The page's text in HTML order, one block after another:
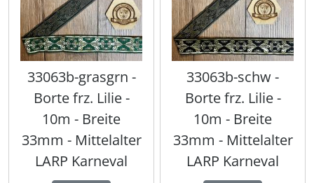
33063b-grasgrn -
Borte frz. Lilie -
10m - Breite
33mm - Mittelalter
LARP Karneval
33063b-schw -
Borte frz. Lilie -
10m - Breite
33mm - Mittelalter
LARP Karneval